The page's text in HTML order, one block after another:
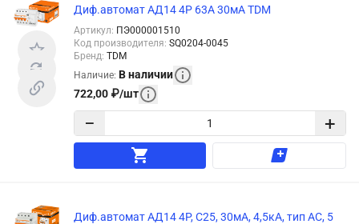
Диф.автомат АД14 4Р 63А 30мА TDM
Артикул: ПЭ000001510
Код производителя: SQ0204-0045
Бренд: TDM
Наличие: В наличии
722,00 ₽/шт
− +
Диф.автомат АД14 4P, C25, 30мА, 4,5кА, тип АС, 5